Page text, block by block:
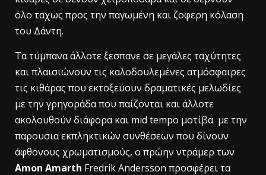
όλο ταχως προς την παγωμένη και ζοφερη κόλαση
του Δάντη.
Τα τύμπανα άλλοτε ξεσπανε σε μεγάλες ταχύτητες
και πλαισιώνουν τις καλοδουλεμένες ατμόσφαιρες
τις κιθάρας που εκτοξεύουν δραματικές μελωδίες
με την γρηγοράδα που παίζονται και άλλοτε
ακολουθούν διάφορα και mid tempo μοτίβα με την
παρουσια εκπληκτικών συνθέσεων που δίνουν
άφθονους χρωματισμούς, ο πρώην ντράμερ των
Amon Amarth Fredrik Andersson προσφέρει τα